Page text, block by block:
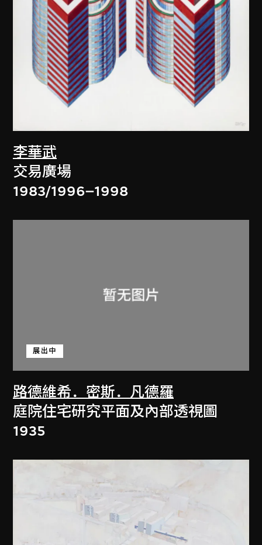
李華武
交易廣場
1983/1996–1998
路德維希．密斯．凡德羅
展出中
庭院住宅研究平面及內部透視圖
1935